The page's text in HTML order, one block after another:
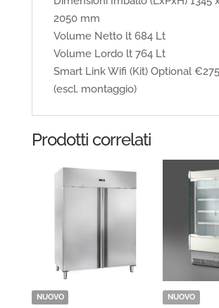
2050 mm
Volume Netto lt 684 Lt
Volume Lordo lt 764 Lt
Smart Link Wifi (Kit) Optional
(escl. montaggio)
Prodotti correlati
NUOVO NUOVO